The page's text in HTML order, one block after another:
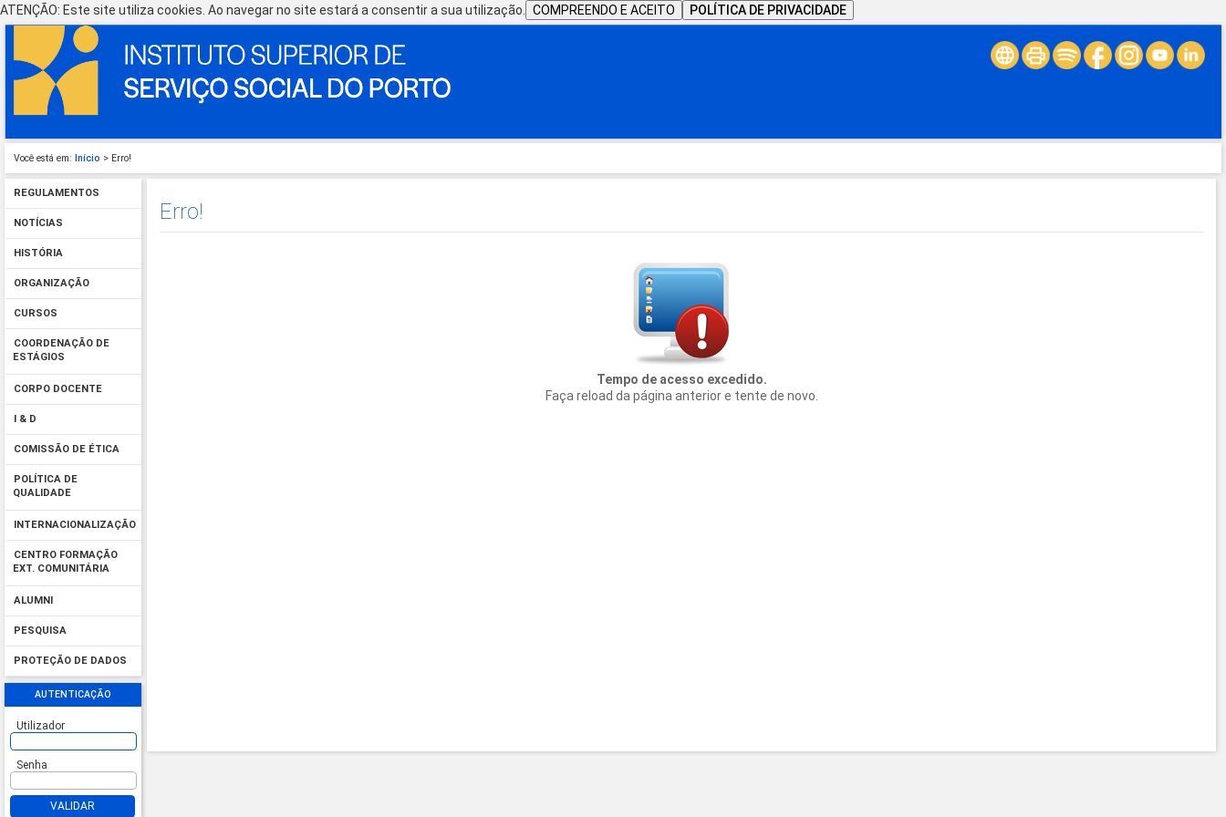
ATENÇÃO: Este site utiliza cookies. Ao navegar no site estará a consentir a sua utilização. COMPREENDO E ACEITO POLÍTICA DE PRIVACIDADE
Você está em: Início > Erro!
REGULAMENTOS
NOTÍCIAS
HISTÓRIA
ORGANIZAÇÃO
CURSOS
COORDENAÇÃO DE
ESTÁGIOS
CORPO DOCENTE
I & D
COMISSÃO DE ÉTICA
POLÍTICA DE
QUALIDADE
INTERNACIONALIZAÇÃO
CENTRO FORMAÇÃO
EXT. COMUNITÁRIA
ALUMNI
PESQUISA
PROTEÇÃO DE DADOS
AUTENTICAÇÃO
Utilizador
Senha
VALIDAR
Erro!
Tempo de acesso excedido.
Faça reload da página anterior e tente de novo.